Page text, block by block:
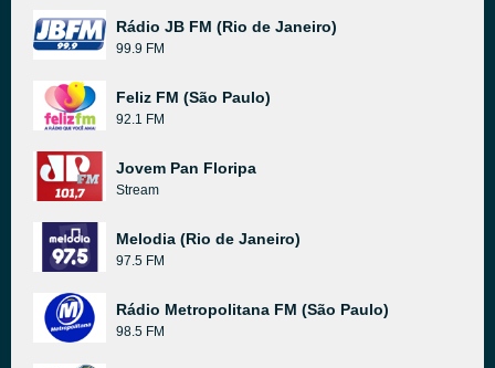
Rádio JB FM (Rio de Janeiro)
99.9 FM
Feliz FM (São Paulo)
92.1 FM
Jovem Pan Floripa
Stream
Melodia (Rio de Janeiro)
97.5 FM
Rádio Metropolitana FM (São Paulo)
98.5 FM